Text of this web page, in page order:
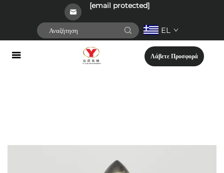
[email protected]
EL
Λάβετε Προσφορά